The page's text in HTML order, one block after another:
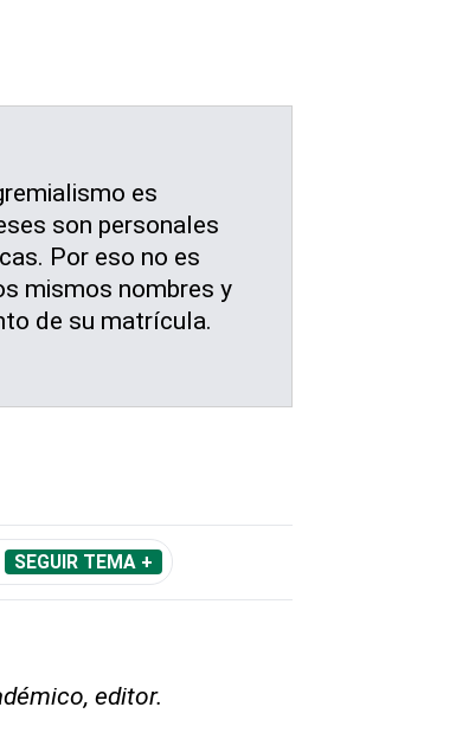
es
son personales
Por eso no es
mismos nombres y
de su matrícula.
SEGUIR TEMA +
editor.